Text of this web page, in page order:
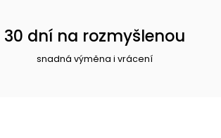
30 dní na rozmyšlenou
snadná výměna i vrácení